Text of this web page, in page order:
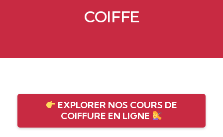
COIFFE
EXPLORER NOS COURS DE
COIFFURE EN LIGNE